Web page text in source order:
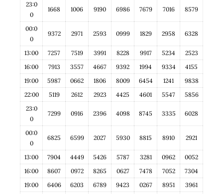
23:0
0
1668 1006 9190 6986 7679 7016 8579
00:0
0
9372 2971 2593 0999 1829 2958 6328
13:00 7257 7519 3991 8228 9917 5234
2523
16:00
7913 3557 4667 9392 1994 9334
4155
19:00
5987 0662 1806 8009 6454 1241
9838
22:00
5119 2612 2923 4425 4601 5547
5856
23:0
0
7299 0916 2396 4098 8745 3335 6028
00:0
0
6825 6599 2027 5930 8815 8910 2921
13:00 7904 4449 5426 5787 3281 0962
0052
16:00
8607 0972 8265 0627 7478 7052
7304
19:00
6406 6203 6789 9423 0267 8951
3961